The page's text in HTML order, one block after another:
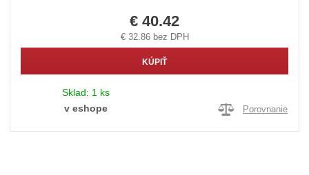
€ 40.42
€ 32.86 bez DPH
KÚPIŤ
Sklad: 1 ks
v eshope
Porovnanie